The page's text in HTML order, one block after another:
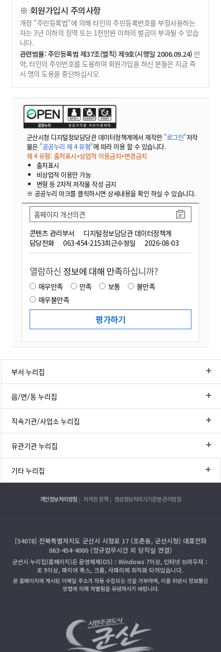
※ 회원가입시 주의사항
개정 "주민등록법"에 의해 타인의 주민등록번호를 부정사용하는
자는 3년 이하의 징역 또는 1천만원 이하의 벌금이 부과될 수 있습
니다.
관련법률: 주민등록법 제37조(벌칙) 제9호(시행일 2006.09.24) 만
약, 타인의 주민번호를 도용하여 회원가입을 하신 분들은 지금 즉
시 명의 도용을 중단하십시오
군산시청 디지털정보담당관 데이터정책계에서 제작한 "로그인"저작
물은 "공공누리 제 4 유형"에 따라 이용 할 수 있습니다.
제 4 유형: 출처표시+상업적 이용금지+변경금지
출처표시
비상업적 이용만 가능
변형 등 2차적 저작물 작성 금지
※ 공공누리 마크를 클릭하시면 상세내용을 확인 하실 수 있습니다.
콘텐츠 관리부서
디지털정보담당관 데이터정책계
담당전화
063-454-2153최근수정일 2026-08-03
홈페이지 개선의견
열람하신 정보에 대해 만족하십니까?
매우만족 만족 보통
불만족
매우불만족
부서 누리집
읍/면/동 누리집
직속기관/사업소 누리집
유관기관 누리집
기타 누리집
개인정보처리방침 저작권 정책 영상정보처리기기운영·관리방침
[54078] 전북특별자치도 군산시 시청로 17 (조촌동, 군산시청) 대표전화
063-454-4000 (정규업무시간 외 당직실 연결)
군산시 누리집(홈페이지)은 운영체제(OS)：Windows 7이상, 인터넷 브라우저：
IE 9이상, 파이어 폭스, 크롬, 사파리에 최적화 되어있습니다.
본 홈페이지에 게시된 이메일 주소가 자동 수집되는 것을 거부하며, 이를 위반시 정보통신
망법에 의해 처벌됨을 유념하시기 바랍니다.